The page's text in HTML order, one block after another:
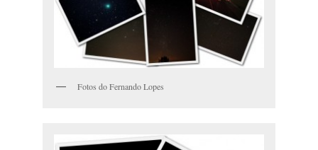
Fotos do Fernando Lopes